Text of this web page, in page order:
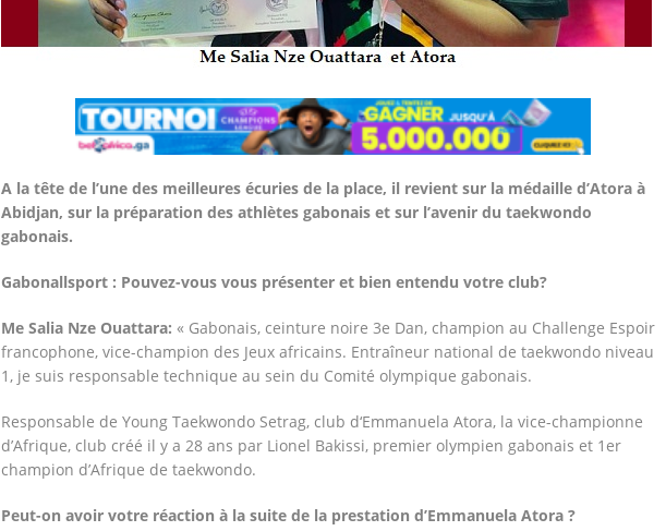
A la tête de l’une des meilleures écuries de la place, il revient sur la médaille d’Atora à
Abidjan, sur la préparation des athlètes gabonais et sur l’avenir du taekwondo
gabonais.
Gabonallsport : Pouvez-vous vous présenter et bien entendu votre club?
Me Salia Nze Ouattara: « Gabonais, ceinture noire 3e Dan, champion au Challenge Espoir
francophone, vice-champion des Jeux africains. Entraîneur national de taekwondo niveau
1, je suis responsable technique au sein du Comité olympique gabonais.
Responsable de Young Taekwondo Setrag, club d‘Emmanuela Atora, la vice-championne
d’Afrique, club créé il y a 28 ans par Lionel Bakissi, premier olympien gabonais et 1er
champion d’Afrique de taekwondo.
Peut-on avoir votre réaction à la suite de la prestation d’Emmanuela Atora ?